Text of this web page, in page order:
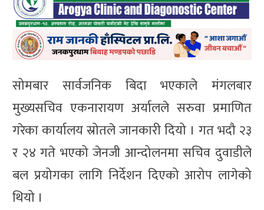
सोमबार सार्वजनिक बिदा भएकाले मंगलबार
मुख्यसचिव एकनारायण अर्यालले सरुवा प्रमाणित
गरेका कार्यालय स्रोतले जानकारी दियो । गत भदौ २३
र २४ गते भएको जेनजी आन्दोलनमा सचिव दुवाडीले
बल प्रयोगका लागि निर्देशन दिएको आरोप लागेको
थियो ।